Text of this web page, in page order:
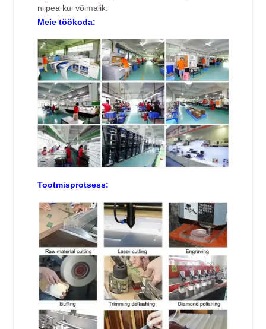
niipea kui võimalik.
Meie töökoda:
Tootmisprotsess: